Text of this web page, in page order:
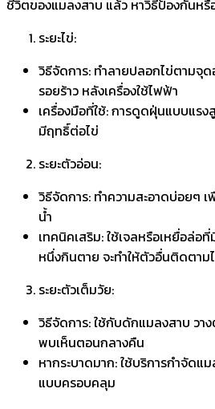
ชีวิตของแมลงสาบ แล้ว หาวิธีป้องกันหรื
ระยะไข่:
วิธีจัดการ: ทำลายปลอกไข่ตามจุ
รอยร้าว หลังเครื่องใช้ไฟฟ้า
เครื่องมือที่ใช้: การดูดฝุ่นแบบแรง
มีฤทธิ์ต่อไข่
ระยะตัวอ่อน:
วิธีจัดการ: ทำความสะอาดบ่อยๆ
น้ำ
เทคนิคเสริม: ใช้เจลหรือเหยื่อล่
หนึ่งกินตาย จะทำให้ตัวอื่นติดตาม
ระยะตัวเต็มวัย:
วิธีจัดการ: ใช้กับดักแมลงสาบ วา
พบเห็นตอนกลางคืน
หากระบาดมาก: ใช้บริการกำจัด
แบบครอบคลุม